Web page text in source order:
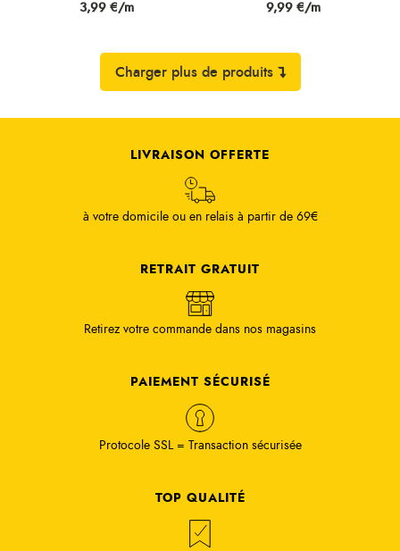
Prix
3,99 €/m
Prix
9,99 €/m
Charger plus de produits
LIVRAISON OFFERTE
à votre domicile ou en relais à partir de 69€
RETRAIT GRATUIT
Retirez votre commande dans nos magasins
PAIEMENT SÉCURISÉ
Protocole SSL = Transaction sécurisée
TOP QUALITÉ